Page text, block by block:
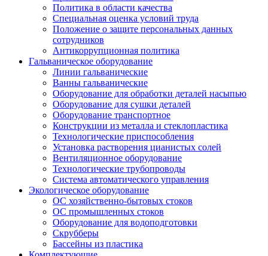
Политика в области качества
Специальная оценка условий труда
Положение о защите персональных данных
сотрудников
Антикоррупционная политика
Гальваническое оборудование
Линии гальванические
Ванны гальванические
Оборудование для обработки деталей насыпью
Оборудование для сушки деталей
Оборудование транспортное
Конструкции из металла и стеклопластика
Технологические приспособления
Установка растворения цианистых солей
Вентиляционное оборудование
Технологические трубопроводы
Система автоматического управления
Экологическое оборудование
ОС хозяйственно-бытовых стоков
ОС промышленных стоков
Оборудование для водоподготовки
Скрубберы
Бассейны из пластика